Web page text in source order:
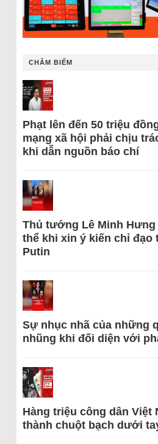
CHÂM BIẾM
Phạt lên đến 50 triệu
mạng xã hội phải chịu
khi dẫn nguồn báo chí
Thủ tướng Lê Minh
thể khi xin ý kiến chỉ đạo
Putin
Sự nhục nhã của những
nhũng khi đối diện với
Hàng triệu công dân Việt
thành chuột bạch dưới